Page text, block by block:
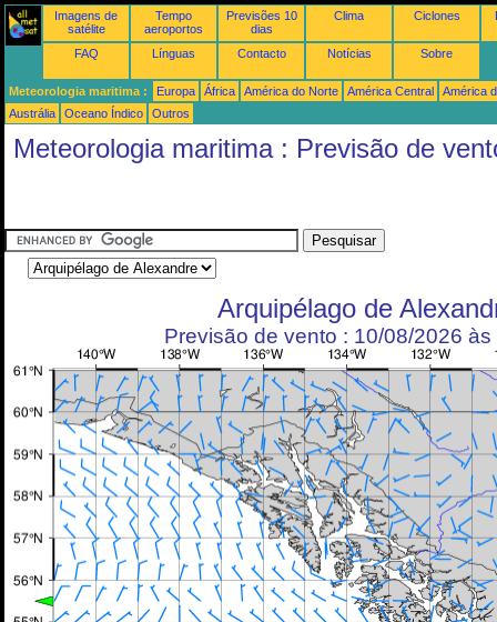
Imagens de
satélite
Tempo
aeroportos
Previsões 10
dias
Clima Ciclones
FAQ Línguas Contacto Notícias Sobre
Meteorologia maritima : Europa África América do Norte América Central
América
Austrália
Oceano Índico Outros
Meteorologia maritima : Previsão de
Arquipélago de
Previsão de vento : 10/08/2026 às